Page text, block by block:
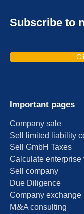
Subscri­be to
Important pages
Compa­ny sale
Sell limit­ed liabi­li­ty
Sell GmbH Taxes
Calcu­la­te enter­pri­se
Sell compa­ny
Due Diligence
Compa­ny exchange
M&A consul­ting